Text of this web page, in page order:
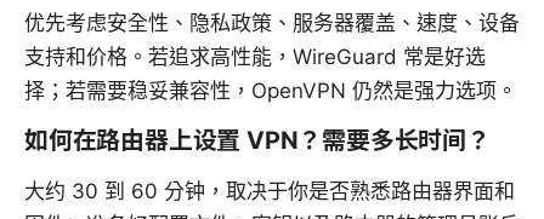
优先考虑安全性、隐私政策、服务器覆盖、速度、设备
支持和价格。若追求高性能，WireGuard 常是好选
择；若需要稳妥兼容性，OpenVPN 仍然是强力选项。
如何在路由器上设置 VPN？需要多长时间？
大约 30 到 60 分钟，取决于你是否熟悉路由器界面和